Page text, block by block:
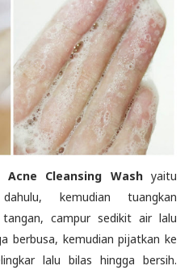
Acne Cleansing Washyaitu
kemudian tuangkan
campur sedikit air lalu
berbusa, kemudian pijatkan ke
lalu bilas hingga bersih.